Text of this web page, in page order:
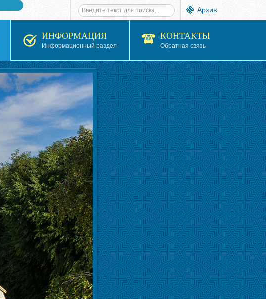
Архив
ИНФОРМАЦИЯ
Информационный раздел
КОНТАКТЫ
Обратная связь